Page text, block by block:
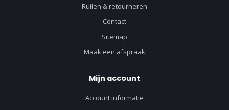
Ruilen & retourneren
Contact
Sitemap
Maak een afspraak
Mijn account
Account informatie